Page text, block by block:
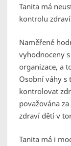
Tanita má
kontrolu
Naměřené
vyhodnoceny
organizace, a
Osobní váhy s
kontrolovat
považována
zdraví dětí v
Tanita má i